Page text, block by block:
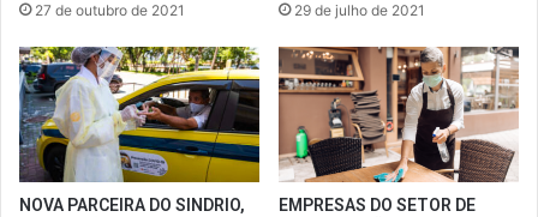
27 de outubro de 2021 29 de julho de 2021
NOVA PARCEIRA DO SINDRIO,
EMPRESAS DO SETOR DE